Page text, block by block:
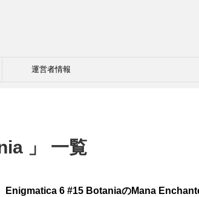
運営者情報
」 一覧
Enigmatica 6 #15 BotaniaのMana